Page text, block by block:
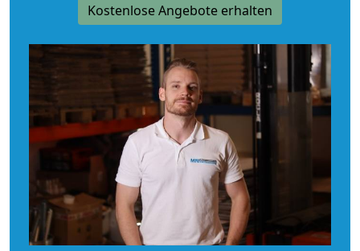
Kostenlose Angebote erhalten